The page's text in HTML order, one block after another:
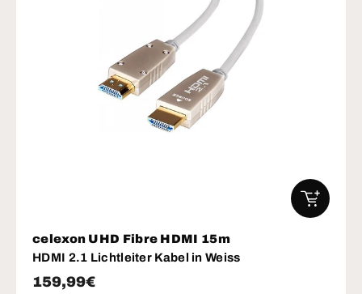
celexon UHD Fibre HDMI 15m
HDMI 2.1 Lichtleiter Kabel in Weiss
Normaler Preis
159,99€
IN DEN